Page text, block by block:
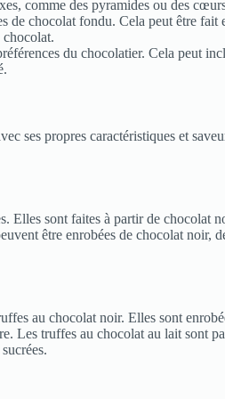
comme des pyramides ou des
de chocolat fondu. Cela peut être fait
chocolat.
du chocolatier. Cela peut
ses propres caractéristiques et
Elles sont faites à partir de chocolat
être enrobées de chocolat noir,
au chocolat noir. Elles sont
Les truffes au chocolat au lait sont